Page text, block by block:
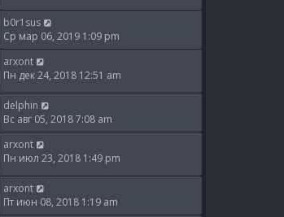
b0r1sus
Ср мар 06, 2019 1:09 pm
arxont
Пн дек 24, 2018 12:51 am
delphin
Вс авг 05, 2018 7:08 am
arxont
Пн июл 23, 2018 1:49 pm
arxont
Пт июн 08, 2018 1:19 am